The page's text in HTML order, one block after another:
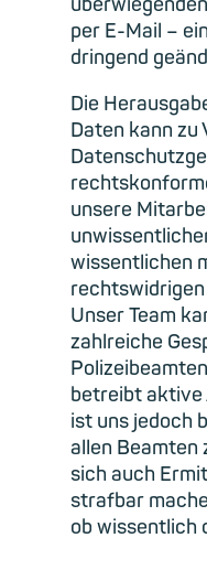
per E-Mail –
dringend
Die
Daten kann zu
unsere
wissentlichen
Unser Team
zahlreiche
betreibt aktive
ist uns jedoch
allen Beamten
sich auch
strafbar
ob wissentlich